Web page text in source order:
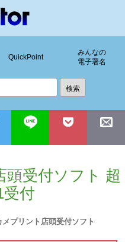
QuickPoint
みんなの
電子署名
受付ソフト 超
受付
プリント店頭受付ソフト